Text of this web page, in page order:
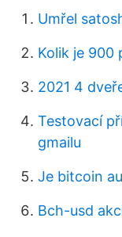
Umřel
Kolik je 900
2021 4
Testovací
gmailu
Je bitcoin
Bch-usd